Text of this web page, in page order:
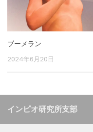
ブーメラン
2024年6月20日
インピオ研究所支部